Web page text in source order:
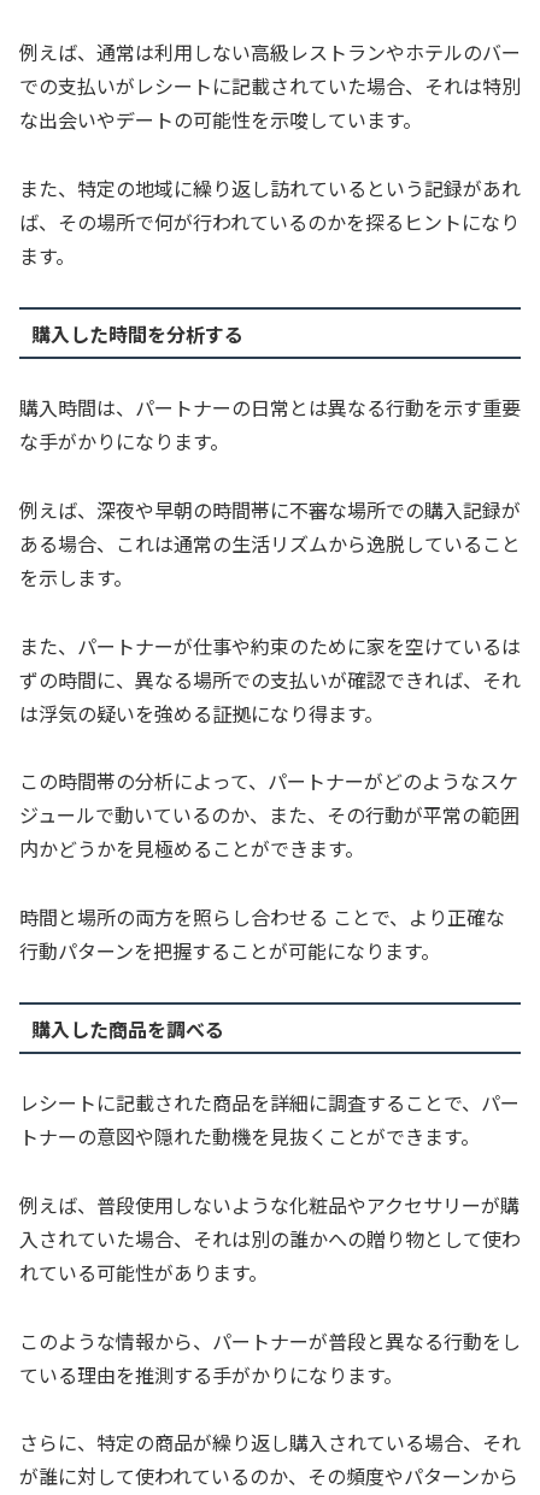
例えば、通常は利用しない高級レストランやホテルのバー
での支払いがレシートに記載されていた場合、それは特別
な出会いやデートの可能性を示唆しています。
また、特定の地域に繰り返し訪れているという記録があれ
ば、その場所で何が行われているのかを探るヒントになり
ます。
購入した時間を分析する
購入時間は、パートナーの日常とは異なる行動を示す重要
な手がかりになります。
例えば、深夜や早朝の時間帯に不審な場所での購入記録が
ある場合、これは通常の生活リズムから逸脱していること
を示します。
また、パートナーが仕事や約束のために家を空けているは
ずの時間に、異なる場所での支払いが確認できれば、それ
は浮気の疑いを強める証拠になり得ます。
この時間帯の分析によって、パートナーがどのようなスケ
ジュールで動いているのか、また、その行動が平常の範囲
内かどうかを見極めることができます。
時間と場所の両方を照らし合わせる ことで、より正確な
行動パターンを把握することが可能になります。
購入した商品を調べる
レシートに記載された商品を詳細に調査することで、パー
トナーの意図や隠れた動機を見抜くことができます。
例えば、普段使用しないような化粧品やアクセサリーが購
入されていた場合、それは別の誰かへの贈り物として使わ
れている可能性があります。
このような情報から、パートナーが普段と異なる行動をし
ている理由を推測する手がかりになります。
さらに、特定の商品が繰り返し購入されている場合、それ
が誰に対して使われているのか、その頻度やパターンから